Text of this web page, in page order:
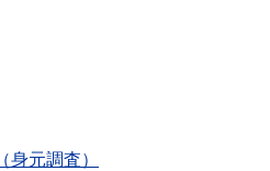
元調査）